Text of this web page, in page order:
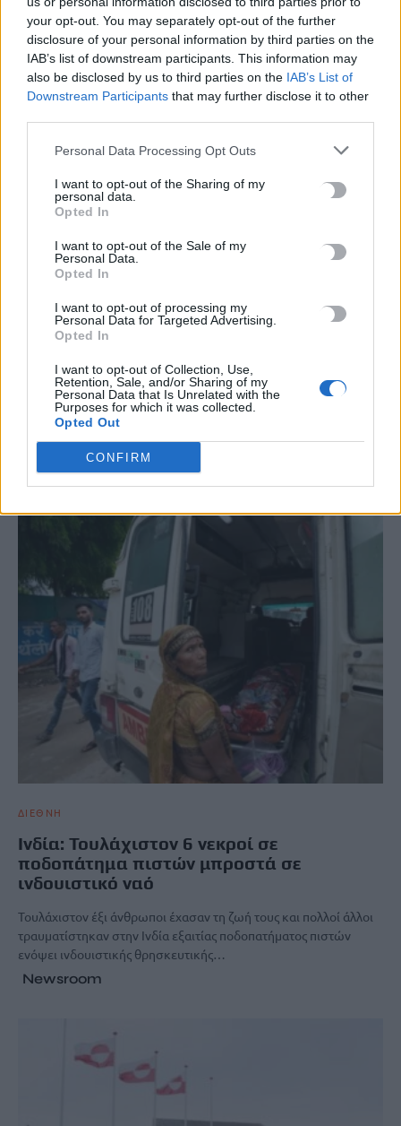
your opt-out. You may separately opt-out of the further
disclosure of your personal information by third parties on the
IAB’s list of downstream participants. This information may
also be disclosed by us to third parties on the IAB’s List of
Downstream Participants that may further disclose it to other
Personal Data Processing Opt Outs
I want to opt-out of the Sharing of my
personal data.
Opted In
I want to opt-out of the Sale of my
Personal Data.
Opted In
I want to opt-out of processing my
Personal Data for Targeted Advertising.
Opted In
I want to opt-out of Collection, Use,
Retention, Sale, and/or Sharing of my
Personal Data that Is Unrelated with the
Purposes for which it was collected.
Opted Out
CONFIRM
Χωρίς ενεργό μέτωπο η φωτιά στη Σητεία – Σε κατάσταση
Red Code σήμερα η Κρήτη
8 Αυγούστου, 2026
«Θεριακλήδες» οι Έλληνες – Πάνω από 1 στους 5 καπνίζει
καθημερινά
Σε εξέλιξη οι δηλώσεις Πόθεν Έσχες – Αναλυτικά η
7 Αυγούστου, 2026
TRENDING
ΣΧΕΤΙΚΆ ΆΡΘΡΑ
ΔΙΕΘΝΗ
Ινδία: Τουλάχιστον 6 νεκροί σε
ποδοπάτημα πιστών μπροστά σε
ινδουιστικό ναό
Τουλάχιστον έξι άνθρωποι έχασαν τη ζωή τους και πολλοί άλλοι
τραυματίστηκαν στην Ινδία εξαιτίας ποδοπατήματος πιστών
ενόψει ινδουιστικής θρησκευτικής…
Newsroom